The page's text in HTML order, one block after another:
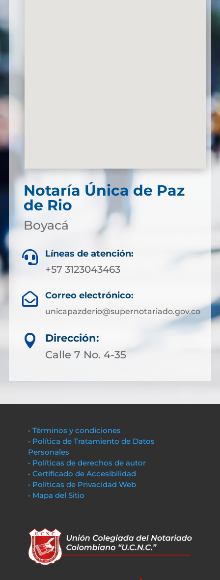
Notaría Única de Paz
de Rio
Boyacá
 Líneas de atención:
+57 3123043463
 Correo electrónico:
unicapazderio@supernotariado.gov.co

Dirección:
Calle 7 No. 4-35
• Términos y condiciones
• Política de Tratamiento de Datos
Personales
• Políticas de derechos de autor
• Certificado de Accesibilidad
• Políticas de Privacidad Web
• Mapa del Sitio